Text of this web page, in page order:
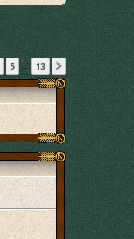
5 … 13 Suivant